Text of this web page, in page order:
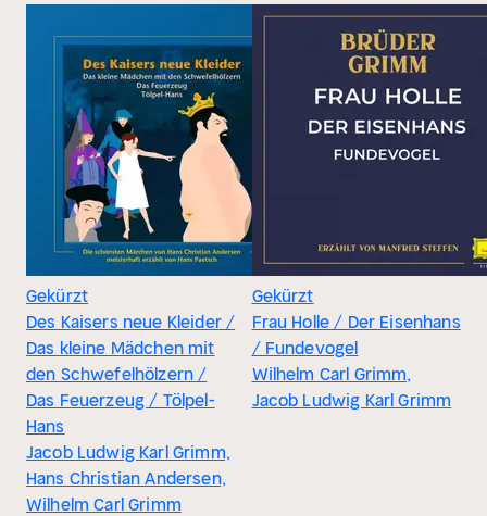
Gekürzt
Des Kaisers neue Kleider /
Das kleine Mädchen mit
den Schwefelhölzern /
Das Feuerzeug / Tölpel-
Hans
Jacob Ludwig Karl Grimm,
Hans Christian Andersen,
Wilhelm Carl Grimm
Gekürzt
Frau Holle / Der Eisenhans
/ Fundevogel
Wilhelm Carl Grimm,
Jacob Ludwig Karl Grimm